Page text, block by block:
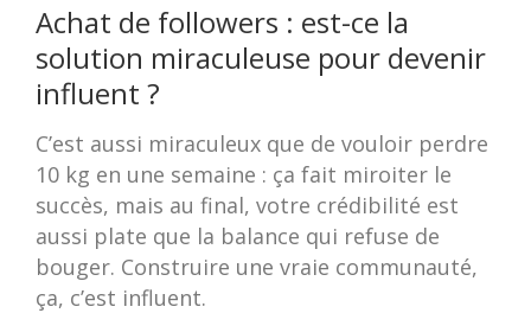
Achat de followers : est-ce la
solution miraculeuse pour devenir
influent ?
C’est aussi miraculeux que de vouloir perdre
10 kg en une semaine : ça fait miroiter le
succès, mais au final, votre crédibilité est
aussi plate que la balance qui refuse de
bouger. Construire une vraie communauté,
ça, c’est influent.